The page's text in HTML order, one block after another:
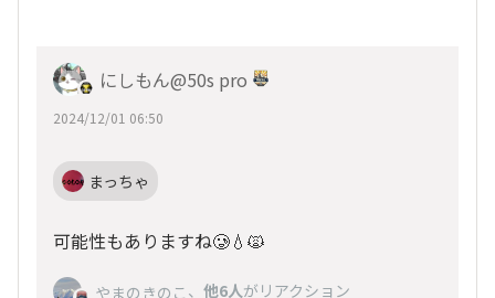
にしもん@50s pro
2024/12/01 06:50
まっちゃ
可能性もありますね🥲💧🙀
やまのきのこ 、 他6人がリアクション